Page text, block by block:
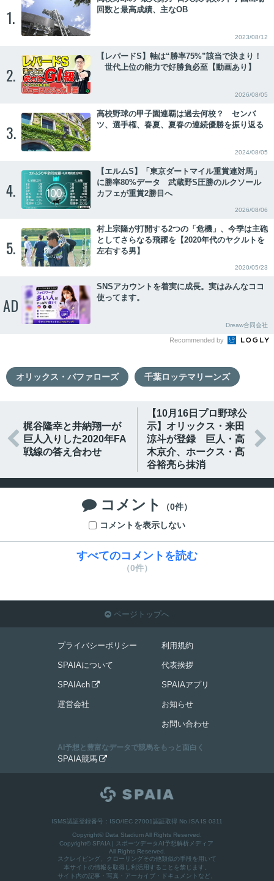
1.
回数と最高成績、主なOB
2023/08/12
2.
【レパードS】軸は“勝率75%”該当で決まり！
世代上位の能力で好勝負必至【動画あり】
2026/08/05
3.
高校野球の甲子園連覇は過去何校？ センバ
ツ、選手権、春夏、夏春の連続優勝を振り返る
2024/08/05
4.
【エルムS】「東京ダートマイル重賞連対馬」
に勝率80%データ 武蔵野S圧勝のルクソール
カフェが重賞2勝目へ
2026/08/06
5.
村上宗隆が打開する2つの「危機」、今季は主砲
としてさらなる飛躍を【2020年代のヤクルトを
左右する男】
2020/05/23
AD
SNSアカウントを着実に成長。実はみんなココ
使ってます。
Dreaw合同会社
Recommended by
オリックス・バファローズ 千葉ロッテマリーンズ

梶谷隆幸と井納翔一が
巨人入りした2020年FA
戦線の答え合わせ
【10月16日プロ野球公
示】オリックス・来田
涼斗が登録 巨人・高
木京介、ホークス・髙
谷裕亮ら抹消

 コメント
（0件）
コメントを表示しない
すべてのコメントを読む
（0件）
 ページトップへ
プライバシーポリシー
SPAIAについて
SPAIAch 
運営会社
利用規約
代表挨拶
SPAIAアプリ
お知らせ
お問い合わせ
AI予想と豊富なデータで競馬をもっと面白く
SPAIA競馬 
ISMS認証登録番号：ISO/IEC 27001認証取得 No.ISA IS 0311
Copyright© Data Stadium All Rights Reserved.
Copyright© SPAIA | スポーツデータAI予想解析メディア
All Rights Reserved.
スクレイピング、クローリングその他類似の手段を用いて
本サイトの情報を取得し利活用することを禁じます。
サイト内の記事・写真・アーカイブ・ドキュメントなど、